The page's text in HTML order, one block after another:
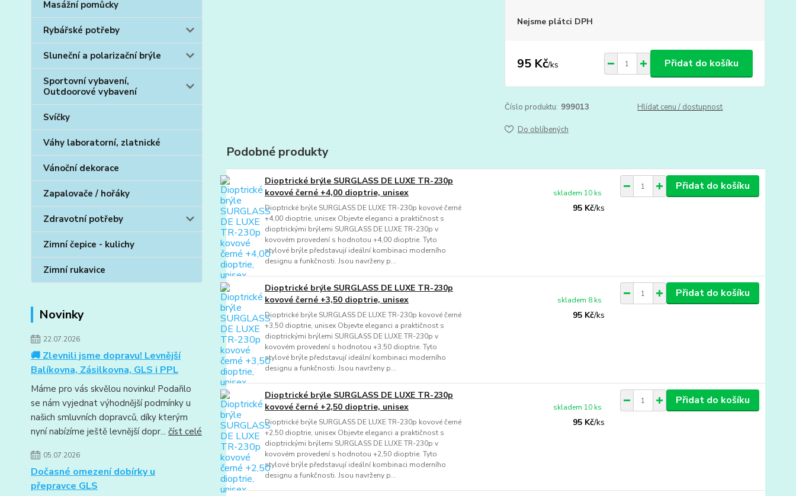
Masážní pomůcky
Rybářské potřeby
Sluneční a polarizační brýle
Sportovní vybavení,
Outdoorové vybavení
Svíčky
Váhy laboratorní, zlatnické
Vánoční dekorace
Zapalovače / hořáky
Zdravotní potřeby
Zimní čepice - kulichy
Zimní rukavice
Novinky
22.07.2026
🚚 Zlevnili jsme dopravu! Levnější
Balíkovna, Zásilkovna, GLS i PPL
Máme pro vás skvělou novinku! Podařilo
se nám vyjednat výhodnější podmínky u
našich smluvních dopravců, díky kterým
nyní nabízíme ještě levnější dopr... číst celé
05.07.2026
Dočasné omezení dobírky u
přepravce GLS
Nejsme plátci DPH
95 Kč/ks Přidat do košíku
Číslo produktu: 999013 Hlídat cenu / dostupnost
Do oblíbených
Podobné produkty
Dioptrické brýle SURGLASS DE LUXE TR-230p
kovové černé +4,00 dioptrie, unisex
Dioptrické brýle SURGLASS DE LUXE TR-230p kovové černé
+4,00 dioptrie, unisex Objevte eleganci a praktičnost s
dioptrickými brýlemi SURGLASS DE LUXE TR-230p v
kovovém provedení s hodnotou +4,00 dioptrie. Tyto
stylové brýle představují ideální kombinaci moderního
designu a funkčnosti. Jsou navrženy p...
95 Kč/ks
skladem 10 ks
Přidat do košíku
Dioptrické brýle SURGLASS DE LUXE TR-230p
kovové černé +3,50 dioptrie, unisex
Dioptrické brýle SURGLASS DE LUXE TR-230p kovové černé
+3,50 dioptrie, unisex Objevte eleganci a praktičnost s
dioptrickými brýlemi SURGLASS DE LUXE TR-230p v
kovovém provedení s hodnotou +3,50 dioptrie. Tyto
stylové brýle představují ideální kombinaci moderního
designu a funkčnosti. Jsou navrženy p...
95 Kč/ks
skladem 8 ks
Přidat do košíku
Dioptrické brýle SURGLASS DE LUXE TR-230p
kovové černé +2,50 dioptrie, unisex
Dioptrické brýle SURGLASS DE LUXE TR-230p kovové černé
+2,50 dioptrie, unisex Objevte eleganci a praktičnost s
dioptrickými brýlemi SURGLASS DE LUXE TR-230p v
kovovém provedení s hodnotou +2,50 dioptrie. Tyto
stylové brýle představují ideální kombinaci moderního
designu a funkčnosti. Jsou navrženy p...
95 Kč/ks
skladem 10 ks
Přidat do košíku